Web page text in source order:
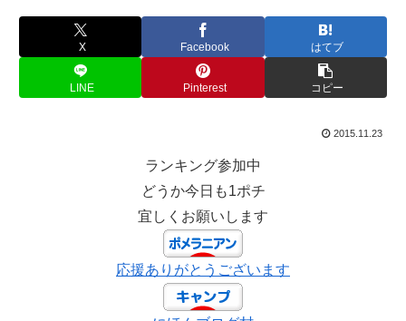
X Facebook はてブ
LINE Pinterest コピー
2015.11.23
ランキング参加中
どうか今日も1ポチ
宜しくお願いします
応援ありがとうございます